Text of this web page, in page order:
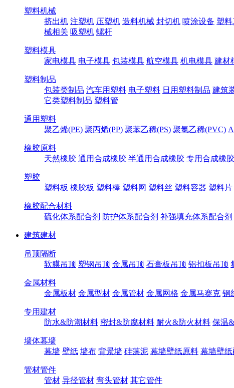
塑料机械
挤出机 注塑机 压塑机 造料机械 封切机 喷涂设备 塑
械相关 吸塑机 螺杆
塑料模具
家电模具 电子模具 包装模具 航空模具 机电模具 建材
塑料制品
包装类制品 汽车用塑料 电子塑料 日用塑料制品 建筑
它类塑料制品 塑料管
通用塑料
聚乙烯(PE) 聚丙烯(PP) 聚苯乙稀(PS) 聚氯乙稀(PVC)
橡胶原料
天然橡胶 通用合成橡胶 半通用合成橡胶 专用合成橡胶
塑胶
塑料板 橡胶板 塑料棒 塑料网 塑料丝 塑料容器 塑料片
橡胶配合材料
硫化体系配合剂 防护体系配合剂 补强填充体系配合剂
建筑建材
吊顶隔断
软膜吊顶 塑钢吊顶 金属吊顶 石膏板吊顶 铝扣板吊顶
金属材料
金属板材 金属型材 金属管材 金属网格 金属马赛克 钢
专用建材
防水&防潮材料 密封&防腐材料 耐火&防火材料 保温
墙体幕墙
幕墙 壁纸 墙布 背景墙 硅藻泥 幕墙壁纸原料 幕墙壁
管材管件
管材 异径管材 弯头管材 其它管件